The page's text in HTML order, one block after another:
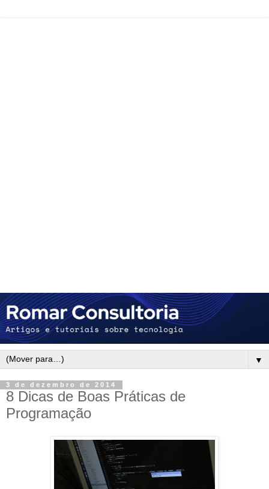
▼
3 de dezembro de 2014
8 Dicas de Boas Práticas de
Programação